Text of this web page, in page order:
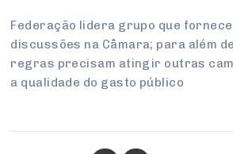
UM BRASIL
Modernização do Estado
Inteligência Artificial
Arbitragem e Mediação
Reforma Tributária
Atacado
Serviços
Sustentabilidade
ESG
Últimas Notícias
Imprensa
Negociações Coletivas
SESC
CONSELHOS
Conselho de Turismo
Conselho de Emprego e Relações do Trabalho
Conselho Estadual de Defesa do Contribuinte
EMPRESAS
Federação lidera grupo que
discussões na Câmara; para além
regras precisam atingir outras
a qualidade do gasto público